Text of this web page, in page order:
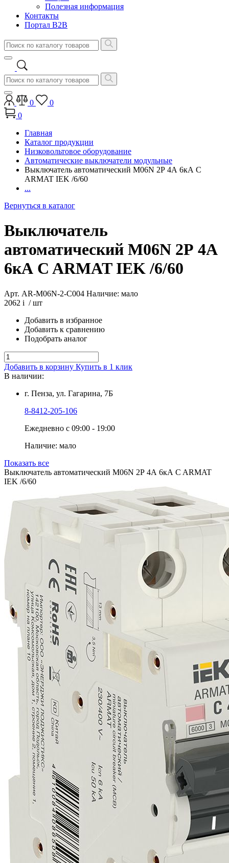
Полезная информация
Контакты
Портал B2B
0
0
0
Главная
Каталог продукции
Низковольтовое оборудование
Автоматические выключатели модульные
Выключатель автоматический M06N 2Р 4А 6кА C
ARMAT IEK /6/60
...
Вернуться в каталог
Выключатель
автоматический M06N 2Р 4А
6кА C ARMAT IEK /6/60
Арт. AR-M06N-2-C004 Наличие: мало
2062 i / шт
Добавить в избранное
Добавить к сравнению
Подобрать аналог
Добавить в корзину Купить в 1 клик
В наличии:
г. Пенза, ул. Гагарина, 7Б
8-8412-205-106
Ежедневно с 09:00 - 19:00
Наличие: мало
Показать все
Выключатель автоматический M06N 2Р 4А 6кА C ARMAT
IEK /6/60